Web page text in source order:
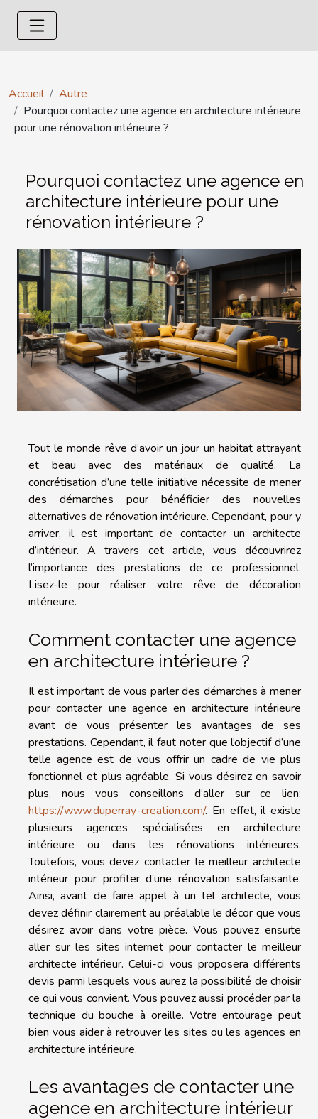
Accueil
Autre
Pourquoi contactez une agence en architecture intérieure
pour une rénovation intérieure ?
Pourquoi contactez une agence en
architecture intérieure pour une
rénovation intérieure ?
Tout le monde rêve d’avoir un jour un habitat attrayant
et beau avec des matériaux de qualité. La
concrétisation d’une telle initiative nécessite de mener
des démarches pour bénéficier des nouvelles
alternatives de rénovation intérieure. Cependant, pour y
arriver, il est important de contacter un architecte
d’intérieur. A travers cet article, vous découvrirez
l’importance des prestations de ce professionnel.
Lisez-le pour réaliser votre rêve de décoration
intérieure.
Comment contacter une agence
en architecture intérieure ?
Il est important de vous parler des démarches à mener
pour contacter une agence en architecture intérieure
avant de vous présenter les avantages de ses
prestations. Cependant, il faut noter que l’objectif d’une
telle agence est de vous offrir un cadre de vie plus
fonctionnel et plus agréable. Si vous désirez en savoir
plus, nous vous conseillons d’aller sur ce lien:
https://www.duperray-creation.com/. En effet, il existe
plusieurs agences spécialisées en architecture
intérieure ou dans les rénovations intérieures.
Toutefois, vous devez contacter le meilleur architecte
intérieur pour profiter d’une rénovation satisfaisante.
Ainsi, avant de faire appel à un tel architecte, vous
devez définir clairement au préalable le décor que vous
désirez avoir dans votre pièce. Vous pouvez ensuite
aller sur les sites internet pour contacter le meilleur
architecte intérieur. Celui-ci vous proposera différents
devis parmi lesquels vous aurez la possibilité de choisir
ce qui vous convient. Vous pouvez aussi procéder par la
technique du bouche à oreille. Votre entourage peut
bien vous aider à retrouver les sites ou les agences en
architecture intérieure.
Les avantages de contacter une
agence en architecture intérieur